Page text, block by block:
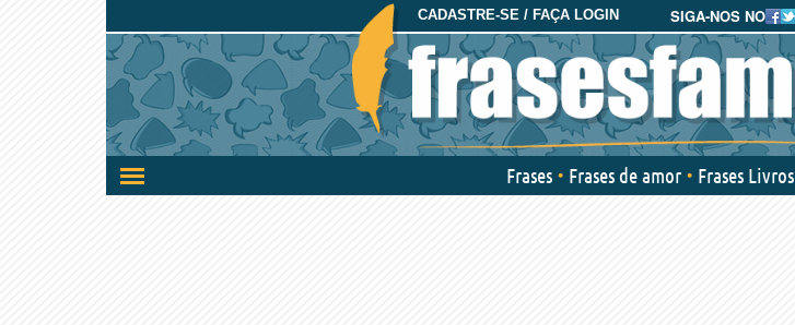
SIGA-NOS NO
CADASTRE-SE / FAÇA LOGIN
Ativar/desativar
a
Frases Frases de amor Frases Livros